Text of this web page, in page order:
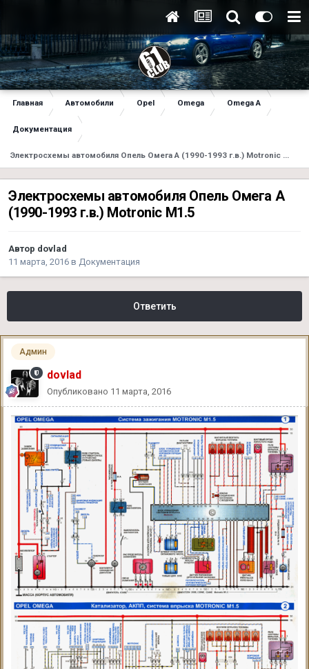
Главная Автомобили Opel Omega Omega A
Документация
Электросхемы автомобиля Опель Омега А (1990-1993 г.в.) Motronic M1.5
Электросхемы автомобиля Опель Омега А
(1990-1993 г.в.) Motronic M1.5
Автор dovlad
11 марта, 2016 в Документация
Ответить
Админ
dovlad
Опубликовано 11 марта, 2016